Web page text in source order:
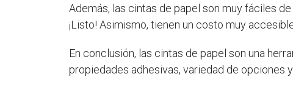
Además, las cintas de papel son muy fáciles
¡Listo! Asimismo, tienen un costo muy
En conclusión, las cintas de papel son una
propiedades adhesivas, variedad de opciones